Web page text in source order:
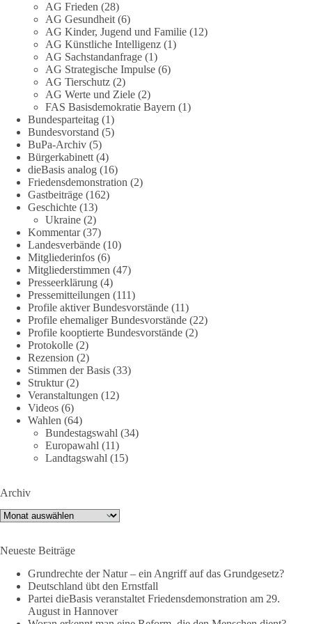
Jetzt abstimmen: Welche Rolle soll Deutschland in Sachen
Verteidung übernehmen❓
Das Bundesministerium der Verteidigung schreibt im
Strategiepapier, dass die Bundeswehr zum Schutz des Landes
und der Verbündeten abschreckungs- und verteidigungsfähig
sein muss. Die strategische Ausrichtung sieht vor, dass
Deutschland in der NATO eine Führungsrolle übernimmt, zur
stärksten konventionellen Armee Europas werden soll und
über die Verteidigungsbereitschaft hinaus aufrüstet.
Wie siehst du das? Mach jetzt bei unserer Umfrage mit und sag
uns deine Meinung:
point_righthttps://diebasis-he.de/umfrage-des-monats-august-
2026/point_left
🟩🟩🟦🟦🟥🟥🟧🟧
Quelle:#section-6092974" target="_blank"
rel="noreferrer">https://www.bmvg.de/de/grundlagendokume
nte-strategische-ausrichtung#section-6092974
#dieBasis #Umfrage
659 669
DieBasis
22 Stunden zuvor
💧 Wasser ist kein globales Experiment
Robert Habecks (Bündnis 90/Die Grünen) Lieblingsökonomin
Economic Forum (WEF). In ihrer Rede zu globalen
Ressourcen als globale Güter zu betrachten. Da es bei den
Covid-19-„Impfungen“ nicht gelungen ist, die ganze Welt
„durchzuimpfen“, kritisiert sie dies als globales Versagen und
AG Frieden (28)
AG Gesundheit (6)
AG Kinder, Jugend und Familie (12)
AG Künstliche Intelligenz (1)
AG Sachstandanfrage (1)
AG Strategische Impulse (6)
AG Tierschutz (2)
AG Werte und Ziele (2)
FAS Basisdemokratie Bayern (1)
Bundesparteitag (1)
Bundesvorstand (5)
BuPa-Archiv (5)
Bürgerkabinett (4)
dieBasis analog (16)
Friedensdemonstration (2)
Gastbeiträge (162)
Geschichte (13)
Ukraine (2)
Kommentar(37)
Landesverbände (10)
Mitgliederinfos (6)
Mitgliederstimmen (47)
Presseerklärung (4)
Pressemitteilungen (111)
Profile aktiver Bundesvorstände (11)
Profile ehemaliger Bundesvorstände (22)
Profile kooptierte Bundesvorstände (2)
Protokolle (2)
Rezension (2)
Stimmen der Basis (33)
Struktur(2)
Veranstaltungen (12)
Videos (6)
Wahlen (64)
Bundestagswahl (34)
Europawahl (11)
Landtagswahl (15)
Archiv
Archiv
Neueste Beiträge
Grundrechte der Natur – ein Angriff auf das Grundgesetz?
Deutschland übt den Ernstfall
Partei dieBasis veranstaltet Friedensdemonstration am 29.
August in Hannover